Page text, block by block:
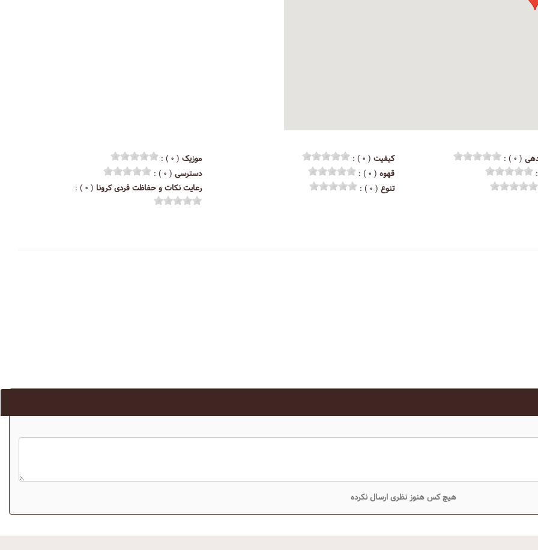
( ۰ ) : کیفیت ( ۰ ) : موزیک ( ۰ ) :
قهوه ( ۰ ) : دسترسی ( ۰ ) :
تنوع ( ۰ ) : رعایت نکات و حفاظت فردی کرونا ( ۰ ) :
هیچ کس هنوز نظری ارسال نکرده